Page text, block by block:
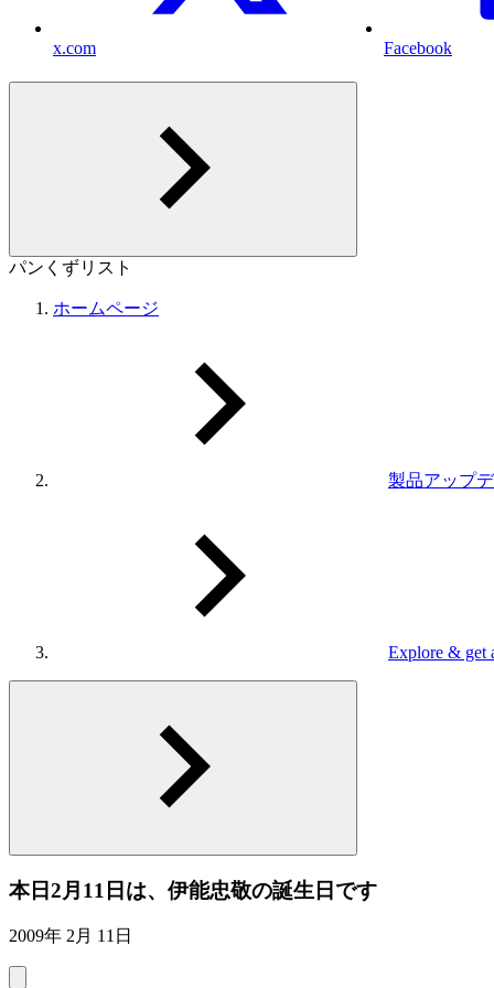
x.com Facebook
パンくずリスト
ホームページ
製品アップ
Explore & get
本日2月11日は、伊能忠敬の誕生日です
2009年 2月 11日